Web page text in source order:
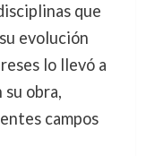
que
evolución
lo llevó a
obra,
campos